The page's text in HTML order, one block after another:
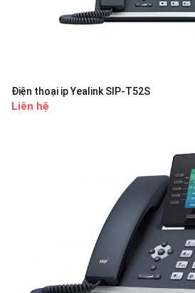
Điện thoại ip Yealink SIP-T52S
Liên hệ